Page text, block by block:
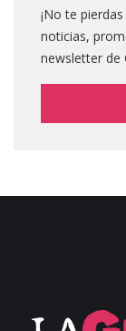
¡No te
noticias,
newsletter de